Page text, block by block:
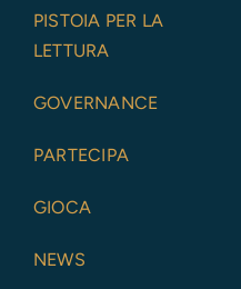
PISTOIA PER LA
LETTURA
GOVERNANCE
PARTECIPA
GIOCA
NEWS